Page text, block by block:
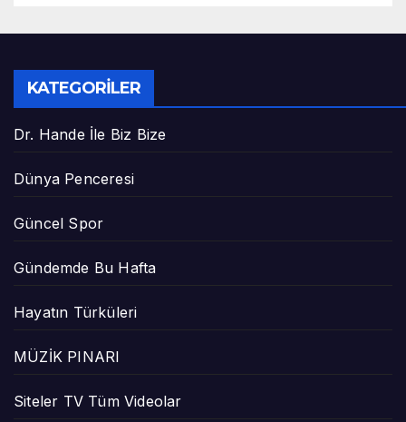
KATEGORILER
Dr. Hande İle Biz Bize
Dünya Penceresi
Güncel Spor
Gündemde Bu Hafta
Hayatın Türküleri
MÜZİK PINARI
Siteler TV Tüm Videolar